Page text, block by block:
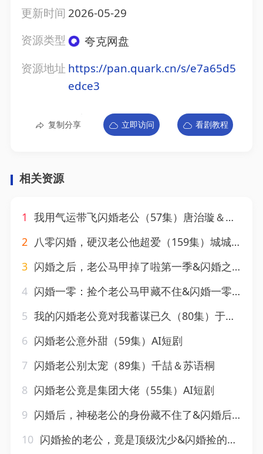
更新时间 2026-05-29
资源类型
夸克网盘
资源地址 https://pan.quark.cn/s/e7a65d5
edce3
复制分享 立即访问 看剧教程
相关资源
1 我用气运带飞闪婚老公（57集）唐治璇＆肖琳
2 八零闪婚，硬汉老公他超爱（159集）城城＆路骞
3 闪婚之后，老公马甲掉了啦第一季&闪婚之后老公马甲掉了啦第一季（125集）AI短剧
4 闪婚一零：捡个老公马甲藏不住&闪婚一零捡个老公马甲藏不住（50集）AI短剧
5 我的闪婚老公竟对我蓄谋已久（80集）于茜玥＆王淮璟
6 闪婚老公意外甜（59集）AI短剧
7 闪婚老公别太宠（89集）千喆＆苏语桐
8 闪婚老公竟是集团大佬（55集）AI短剧
9 闪婚后，神秘老公的身份藏不住了&闪婚后神秘老公的身份藏不住了（109集）马烁棋&张邵禾
10 闪婚捡的老公，竟是顶级沈少&闪婚捡的老公竟是顶级沈少（60集）AI短剧